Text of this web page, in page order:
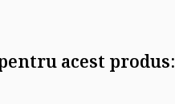
acest produs: